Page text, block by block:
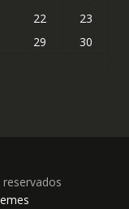
22
23
29
30